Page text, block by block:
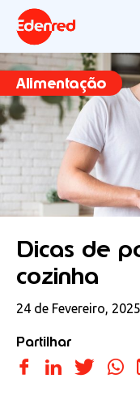
Alimentação
Dicas de
cozinha
24 de Fevereiro, 2025
Partilhar